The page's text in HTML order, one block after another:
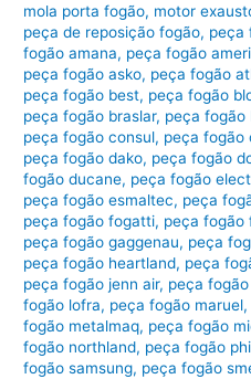
mola porta fogão, motor
peça de reposição fogão, peça
fogão amana, peça fogão
peça fogão asko, peça fogão
peça fogão best, peça fogão
peça fogão braslar, peça fogão
peça fogão consul, peça fogão
peça fogão dako, peça fogão
fogão ducane, peça fogão
peça fogão esmaltec, peça
peça fogão fogatti, peça fogão
peça fogão gaggenau, peça
peça fogão heartland, peça
peça fogão jenn air, peça
fogão lofra, peça fogão maruel,
fogão metalmaq, peça fogão
fogão northland, peça fogão
fogão samsung, peça fogão